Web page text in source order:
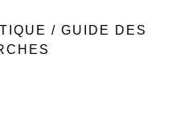
/ GUIDE DES